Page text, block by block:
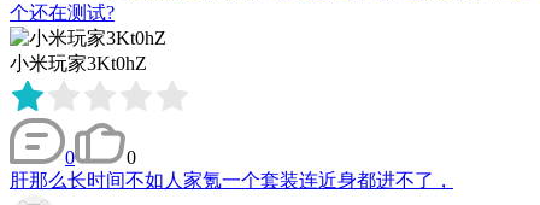
个还在测试?
小米玩家3Kt0hZ
0
0
肝那么长时间不如人家氪一个套装连近身都进不了，